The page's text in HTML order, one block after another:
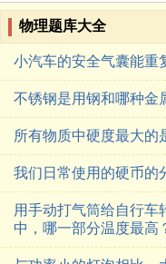
物理题库大全
小汽车的安全气囊能重
不锈钢是用钢和哪种金
所有物质中硬度最大的
我们日常使用的硬币的
用手动打气筒给自行车
中，哪一部分温度最高